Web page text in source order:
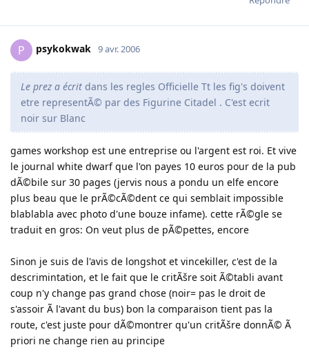
P psykokwak 9 avr. 2006
Le prez a écrit dans les regles Officielle Tt les fig's doivent
etre representÃ© par des Figurine Citadel . C'est ecrit
noir sur Blanc
games workshop est une entreprise ou l'argent est roi. Et vive
le journal white dwarf que l'on payes 10 euros pour de la pub
dÃ©bile sur 30 pages (jervis nous a pondu un elfe encore
plus beau que le prÃ©cÃ©dent ce qui semblait impossible
blablabla avec photo d'une bouze infame). cette rÃ©gle se
traduit en gros: On veut plus de pÃ©pettes, encore
Sinon je suis de l'avis de longshot et vincekiller, c'est de la
descrimintation, et le fait que le critÃšre soit Ã©tabli avant
coup n'y change pas grand chose (noir= pas le droit de
s'assoir Ã l'avant du bus) bon la comparaison tient pas la
route, c'est juste pour dÃ©montrer qu'un critÃšre donnÃ© Ã
priori ne change rien au principe